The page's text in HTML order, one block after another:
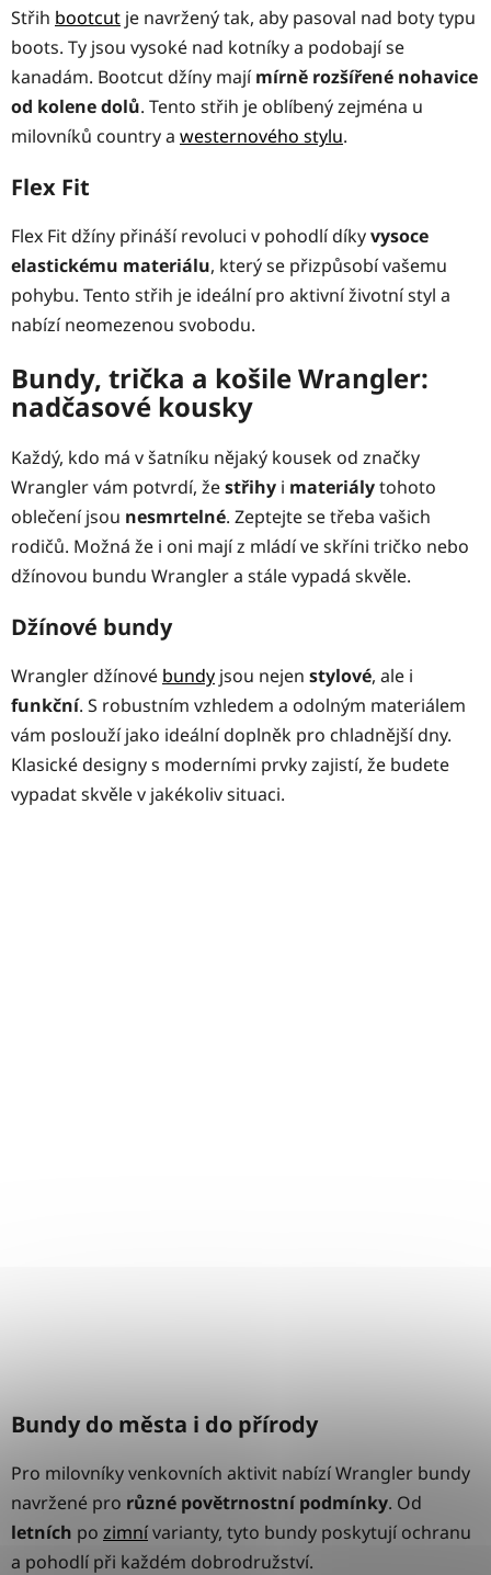
Střih bootcut je navržený tak, aby pasoval nad boty typu
boots. Ty jsou vysoké nad kotníky a podobají se
kanadám. Bootcut džíny majímírně rozšířené nohavice
od kolene dolů. Tento střih je oblíbený zejména u
milovníků country a westernového stylu.
Flex Fit
Flex Fit džíny přináší revoluci v pohodlí díkyvysoce
elastickému materiálu, který se přizpůsobí vašemu
pohybu. Tento střih je ideální pro aktivní životní styl a
nabízí neomezenou svobodu.
Bundy, trička a košile Wrangler:
nadčasové kousky
Každý, kdo má v šatníku nějaký kousek od značky
Wrangler vám potvrdí, žestřihy i materiálytohoto
oblečení jsou nesmrtelné. Zeptejte se třeba vašich
rodičů. Možná že i oni mají z mládí ve skříni tričko nebo
džínovou bundu Wrangler a stále vypadá skvěle.
Džínové bundy
Wrangler džínové bundy jsou nejen stylové, ale i
funkční. S robustním vzhledem a odolným materiálem
vám poslouží jako ideální doplněk pro chladnější dny.
Klasické designy s moderními prvky zajistí, že budete
vypadat skvěle v jakékoliv situaci.
Bundy do města i do přírody
Pro milovníky venkovních aktivit nabízí Wrangler bundy
navržené pro různé povětrnostní podmínky. Od
letních po zimnívarianty, tyto bundy poskytují ochranu
a pohodlí při každém dobrodružství.